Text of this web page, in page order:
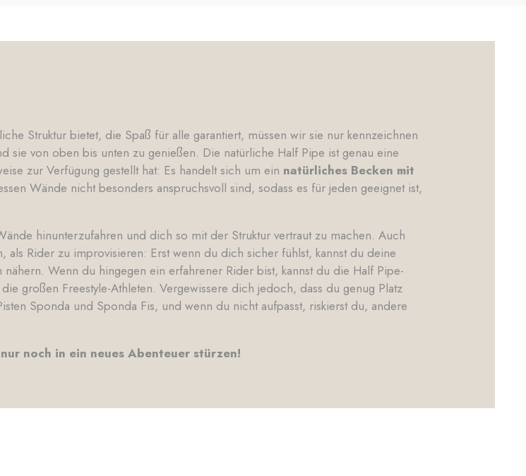
Struktur bietet, die Spaß für alle garantiert, müssen wir sie nur kennzeichnen
von oben bis unten zu genießen. Die natürliche Half Pipe ist genau eine
zur Verfügung gestellt hat: Es handelt sich um ein natürliches Becken mit
Wände nicht besonders anspruchsvoll sind, sodass es für jeden geeignet ist,
hinunterzufahren und dich so mit der Struktur vertraut zu machen. Auch
als Rider zu improvisieren: Erst wenn du dich sicher fühlst, kannst du deine
Wenn du hingegen ein erfahrener Rider bist, kannst du die Half Pipe-
großen Freestyle-Athleten. Vergewissere dich jedoch, dass du genug Platz
Sponda und Sponda Fis, und wenn du nicht aufpasst, riskierst du, andere
noch in ein neues Abenteuer stürzen!